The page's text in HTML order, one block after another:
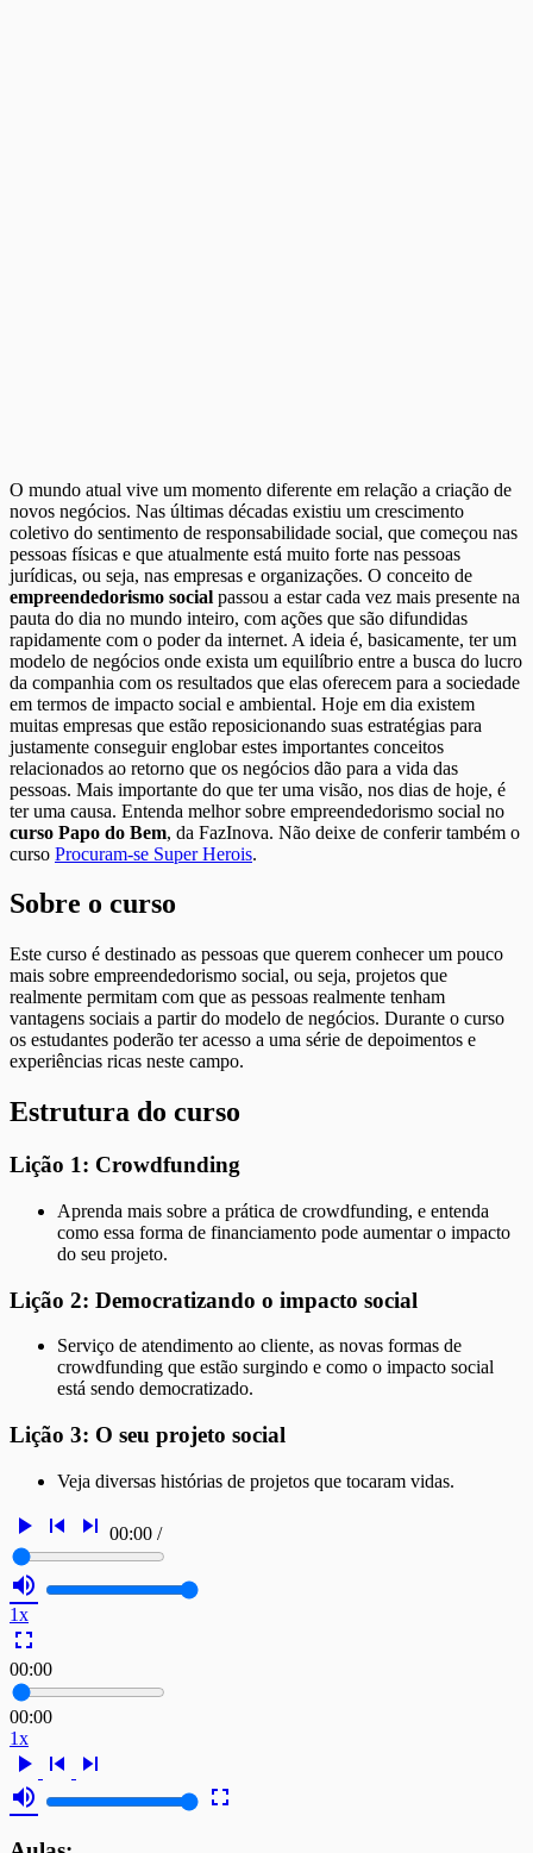
O mundo atual vive um momento diferente em relação a criação de
novos negócios. Nas últimas décadas existiu um crescimento
coletivo do sentimento de responsabilidade social, que começou nas
pessoas físicas e que atualmente está muito forte nas pessoas
jurídicas, ou seja, nas empresas e organizações. O conceito de
empreendedorismo social passou a estar cada vez mais presente na
pauta do dia no mundo inteiro, com ações que são difundidas
rapidamente com o poder da internet. A ideia é, basicamente, ter um
modelo de negócios onde exista um equilíbrio entre a busca do lucro
da companhia com os resultados que elas oferecem para a sociedade
em termos de impacto social e ambiental. Hoje em dia existem
muitas empresas que estão reposicionando suas estratégias para
justamente conseguir englobar estes importantes conceitos
relacionados ao retorno que os negócios dão para a vida das
pessoas. Mais importante do que ter uma visão, nos dias de hoje, é
ter uma causa. Entenda melhor sobre empreendedorismo social no
curso Papo do Bem, da FazInova. Não deixe de conferir também o
curso Procuram-se Super Herois.
Sobre o curso
Este curso é destinado as pessoas que querem conhecer um pouco
mais sobre empreendedorismo social, ou seja, projetos que
realmente permitam com que as pessoas realmente tenham
vantagens sociais a partir do modelo de negócios. Durante o curso
os estudantes poderão ter acesso a uma série de depoimentos e
experiências ricas neste campo.
Estrutura do curso
Lição 1: Crowdfunding
Aprenda mais sobre a prática de crowdfunding, e entenda
como essa forma de financiamento pode aumentar o impacto
do seu projeto.
Lição 2: Democratizando o impacto social
Serviço de atendimento ao cliente, as novas formas de
crowdfunding que estão surgindo e como o impacto social
está sendo democratizado.
Lição 3: O seu projeto social
Veja diversas histórias de projetos que tocaram vidas.
play_arrow skip_previous skip_next 00:00 /
volume_up
1x
fullscreen
00:00
00:00
1x
play_arrow skip_previous
skip_next
volume_up
fullscreen